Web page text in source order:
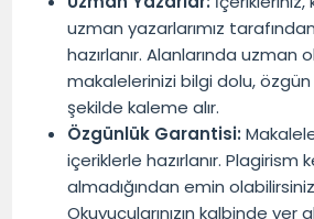
uzman yazarlarımız
hazırlanır. Alanlarında uzman
makalelerinizi bilgi dolu,
şekilde kaleme alır.
Özgünlük Garantisi:
içeriklerle hazırlanır. Plagirism
almadığından emin
Okuyucularınızın kalbinde yer